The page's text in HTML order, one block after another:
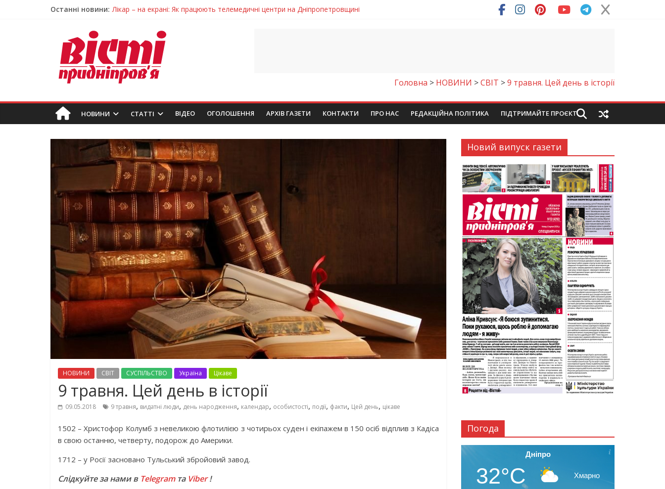
Останні новини: Лікар – на екрані: Як працюють телемедичні центри на Дніпропетровщині
Пошуки тривають: на Дніпропетровщині досліджують місце розташування легендарного монастиря (Фото)
Ветерани Дніпропетровщини отримують шанс на власне житло
Говорити про воду без паніки: чому важлива правильна комунікація
Головна > НОВИНИ >СВІТ >9 травня. Цей день в історії
НОВИНИ СТАТТІ ВIДЕО ОГОЛОШЕННЯ АРХІВ ГАЗЕТИ КОНТАКТИ ПРО НАС РЕДАКЦІЙНА ПОЛІТИКА ПІДТРИМАЙТЕ ПРОЄКТ
НОВИНИ СВІТ СУСПІЛЬСТВО Україна Цікаве
9 травня. Цей день в історії
09.05.2018 9 травня, видатні люди, день народження, календар, особистості, події, факти, Цей день, цікаве
1502 – Христофор Колумб з невеликою флотилією з чотирьох суден і екіпажем в 150 осіб відплив з Кадіса
в свою останню, четверту, подорож до Америки.
1712 – у Росії засновано Тульський збройовий завод.
Слідкуйте за нами в Telegramта Viber!
Новий випуск газети
Погода
Дніпро
32°C Хмарно